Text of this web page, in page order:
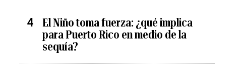
El Niño toma fuerza: ¿qué implica
para Puerto Rico en medio de la
sequía?